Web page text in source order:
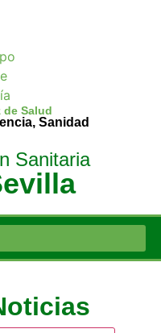
de Salud
Sanidad
Sanitaria